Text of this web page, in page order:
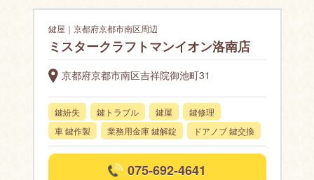
鍵屋｜京都府京都市南区周辺
ミスタークラフトマンイオン洛南店
京都府京都市南区吉祥院御池町31
鍵紛失 鍵トラブル 鍵屋
鍵修理
車 鍵作製
業務用金庫 鍵解錠 ドアノブ 鍵交換
075-692-4641